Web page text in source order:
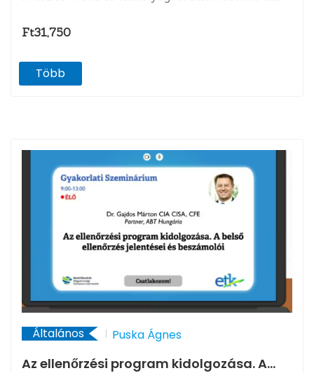
számára?Viselkedési kockázat, kritikus
Ft31,750
Több
Általános Puska Ágnes
Az ellenőrzési program kidolgozása. A